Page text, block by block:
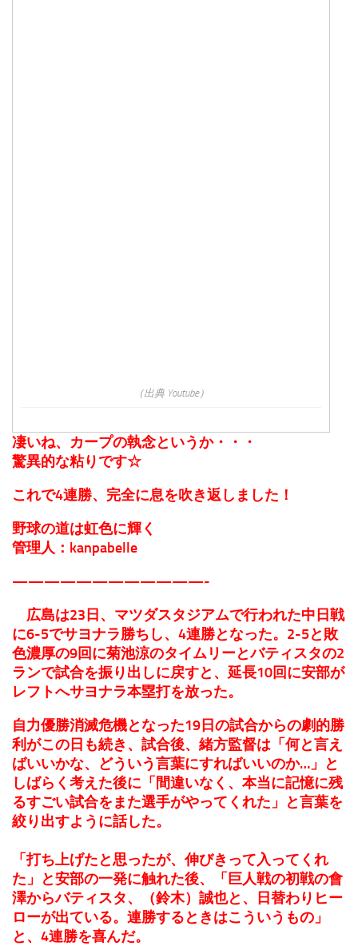
（出典 Youtube）
凄いね、カープの執念というか・・・
驚異的な粘りです☆
これで4連勝、完全に息を吹き返しました！
野球の道は虹色に輝く
管理人：kanpabelle
————————————-
広島は23日、マツダスタジアムで行われた中日戦
に6-5でサヨナラ勝ちし、4連勝となった。2-5と敗
色濃厚の9回に菊池涼のタイムリーとバティスタの2
ランで試合を振り出しに戻すと、延長10回に安部が
レフトへサヨナラ本塁打を放った。
自力優勝消滅危機となった19日の試合からの劇的勝
利がこの日も続き、試合後、緒方監督は「何と言え
ばいいかな、どういう言葉にすればいいのか…」と
しばらく考えた後に「間違いなく、本当に記憶に残
るすごい試合をまた選手がやってくれた」と言葉を
絞り出すように話した。
「打ち上げたと思ったが、伸びきって入ってくれ
た」と安部の一発に触れた後、「巨人戦の初戦の會
澤からバティスタ、（鈴木）誠也と、日替わりヒー
ローが出ている。連勝するときはこういうもの」
と、4連勝を喜んだ。